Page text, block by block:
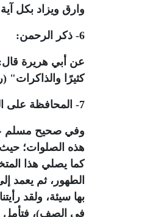
وارق ويزاد بكل
6- ذكر الرحمن:
عن أبي هريرة
كثيرًا والذاكرات"
7- المحافظة على الصلاة:
وفي صحيح مسلم
هذه الصلوات؛ حيث
كما يصلي هذا
الطهور، ثم يعمد
بها سيئة، ولقد
في الصف)، فتأمل